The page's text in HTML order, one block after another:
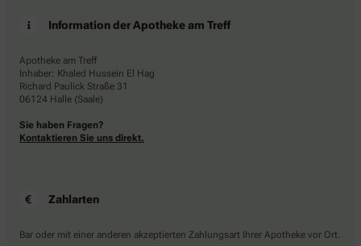
Information der Apotheke am Treff
Apotheke am Treff
Inhaber: Khaled Hussein El Hag
Richard Paulick Straße 31
06124 Halle (Saale)
Sie haben Fragen?
Kontaktieren Sie uns direkt.
Zahlarten
Bar oder mit einer anderen akzeptierten Zahlungsart Ihrer Apotheke vor Ort.